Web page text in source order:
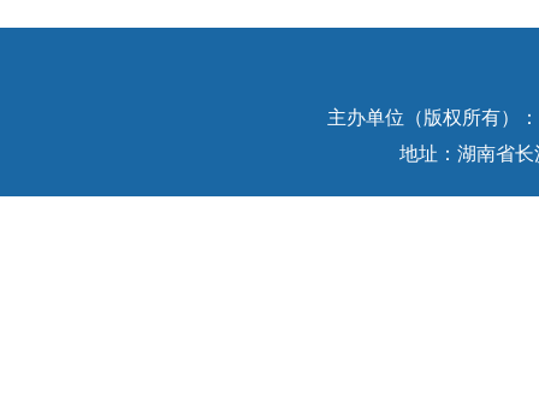
主办单位（版权所有）
地址：湖南省